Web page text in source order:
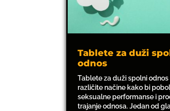
Tablete za duži
odnos
Tablete za duži spolni
različite načine kako bi
seksualne performanse i
trajanje odnosa. Jedan od